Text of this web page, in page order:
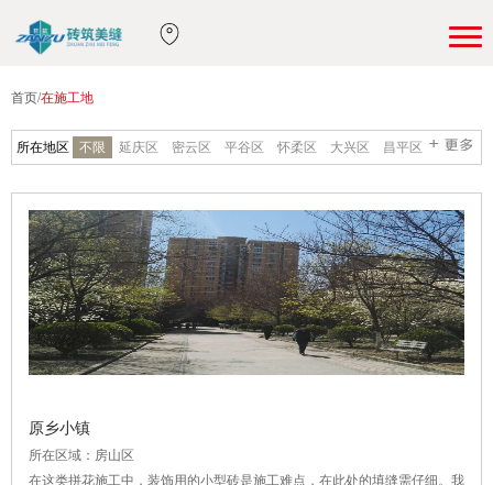
首页/在施工地
所在地区 不限 延庆区 密云区 平谷区 怀柔区 大兴区 昌平区
丰台区 朝阳区 西城区 东城区
原乡小镇
所在区域：房山区
在这类拼花施工中，装饰用的小型砖是施工难点，在此处的填缝需仔细。我